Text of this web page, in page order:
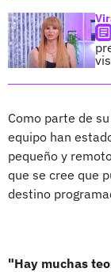
Como parte de
equipo han
pequeño y
que se cree que
destino
"Hay muchas